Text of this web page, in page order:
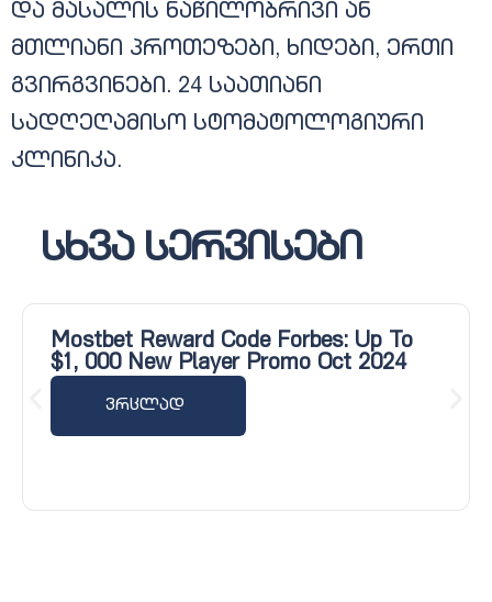
და მასალის ნაწილობრივი ან
მთლიანი პროთეზები, ხიდები, ერთი
გვირგვინები. 24 საათიანი
სადღეღამისო სტომატოლოგიური
კლინიკა.
სხვა სერვისები
Mostbet Reward Code Forbes: Up To
$1, 000 New Player Promo Oct 2024
ვრცლად